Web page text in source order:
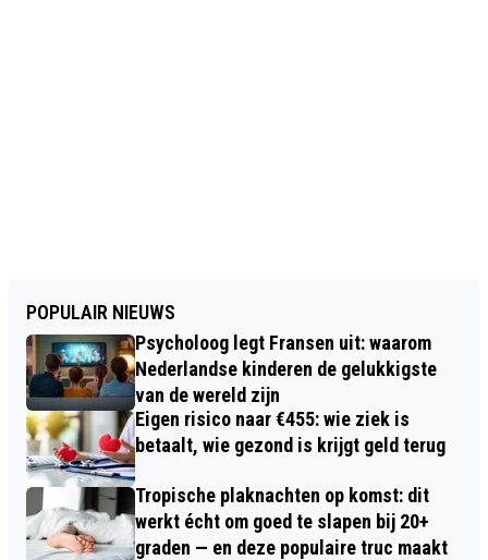
POPULAIR NIEUWS
Psycholoog legt Fransen uit: waarom
Nederlandse kinderen de gelukkigste
van de wereld zijn
Eigen risico naar €455: wie ziek is
betaalt, wie gezond is krijgt geld terug
Tropische plaknachten op komst: dit
werkt écht om goed te slapen bij 20+
graden — en deze populaire truc maakt